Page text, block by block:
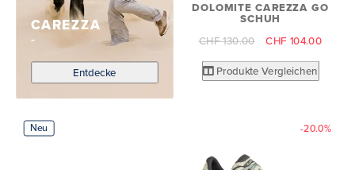
CAREZZA
Entdecke
DOLOMITE CAREZZA GO
SCHUH
CHF 130.00
CHF 104.00
Produkte Vergleichen
Neu -20.0%